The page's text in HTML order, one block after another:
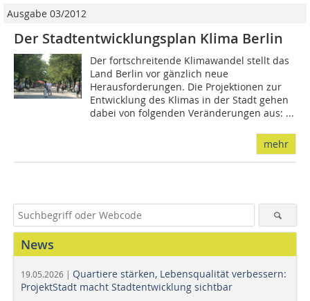
Ausgabe 03/2012
Der Stadtentwicklungsplan Klima Berlin
Der fortschreitende Klimawandel stellt das
Land Berlin vor gänzlich neue
Herausforderungen. Die Projektionen zur
Entwicklung des Klimas in der Stadt gehen
dabei von folgenden Veränderungen aus: ...
mehr
News
19.05.2026 | Quartiere stärken, Lebensqualität verbessern:
ProjektStadt macht Stadtentwicklung sichtbar